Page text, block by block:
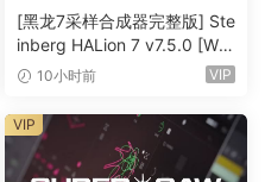
录制并结合多个片段的最佳
音频剪辑，因此可以自由切
入长音频以“折叠”新的组合，
器
[黑龙7采样合成器完整版] Ste
inberg HALion 7 v7.5.0 [Wi
N, MacOSX]（673.3MB+92
10小时前 VIP
VIP